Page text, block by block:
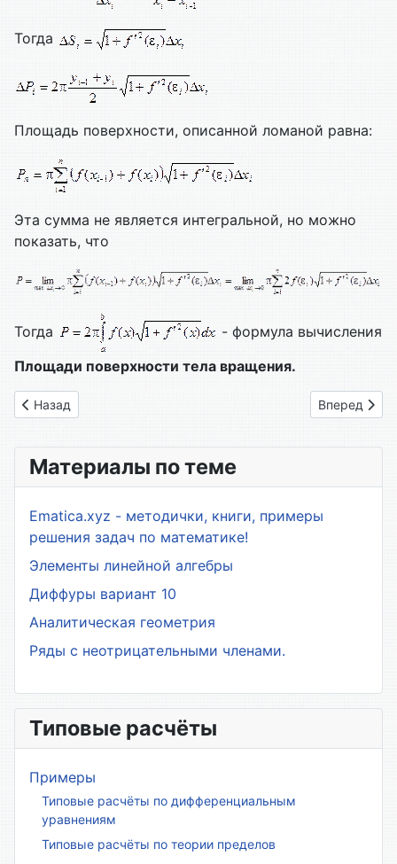
Тогда
Площадь поверхности, описанной ломаной равна:
Эта сумма не является интегральной, но можно
показать, что
Тогда
- формула вычисления
Площади поверхности тела вращения.
Предыдущий: 62. Объем тел вращения
Назад Следующий:
Вперед
Материалы по теме
Ematica.xyz - методички, книги, примеры
решения задач по математике!
Элементы линейной алгебры
Диффуры вариант 10
Аналитическая геометрия
Ряды с неотрицательными членами.
Типовые расчёты
Примеры
Типовые расчёты по дифференциальным
уравнениям
Типовые расчёты по теории пределов